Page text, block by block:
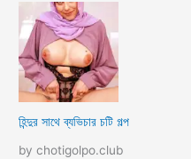
হিন্দুর সাথে ব্যভিচার চটি গল্প
by chotigolpo.club